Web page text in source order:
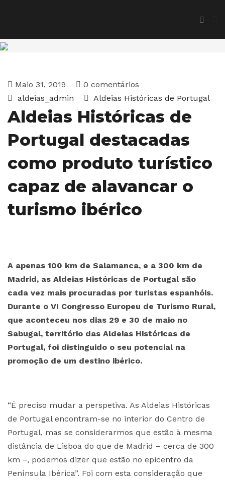
Maio 31, 2019
0 comentários
aldeias_admin
Aldeias Históricas de Portugal
Aldeias Históricas de
Portugal destacadas
como produto turístico
capaz de alavancar o
turismo ibérico
A apenas 100 km de Salamanca, e a 300 km de
Madrid, as Aldeias Históricas de Portugal são
cada vez mais procuradas por turistas espanhóis.
Durante o VI Congresso Europeu de Turismo Rural,
que aconteceu nos dias 29 e 30 de maio no
Sabugal, território das Aldeias Históricas de
Portugal, foi distinguido o seu potencial na
promoção de um destino ibérico.
“É preciso mudar a perspetiva. As Aldeias Históricas
de Portugal encontram-se no interior do Centro de
Portugal, mas se considerarmos que estão à mesma
distância de Lisboa do que de Madrid – cerca de 300
km –, podemos dizer que estão no epicentro da
Península Ibérica”. Foi com esta consideração que